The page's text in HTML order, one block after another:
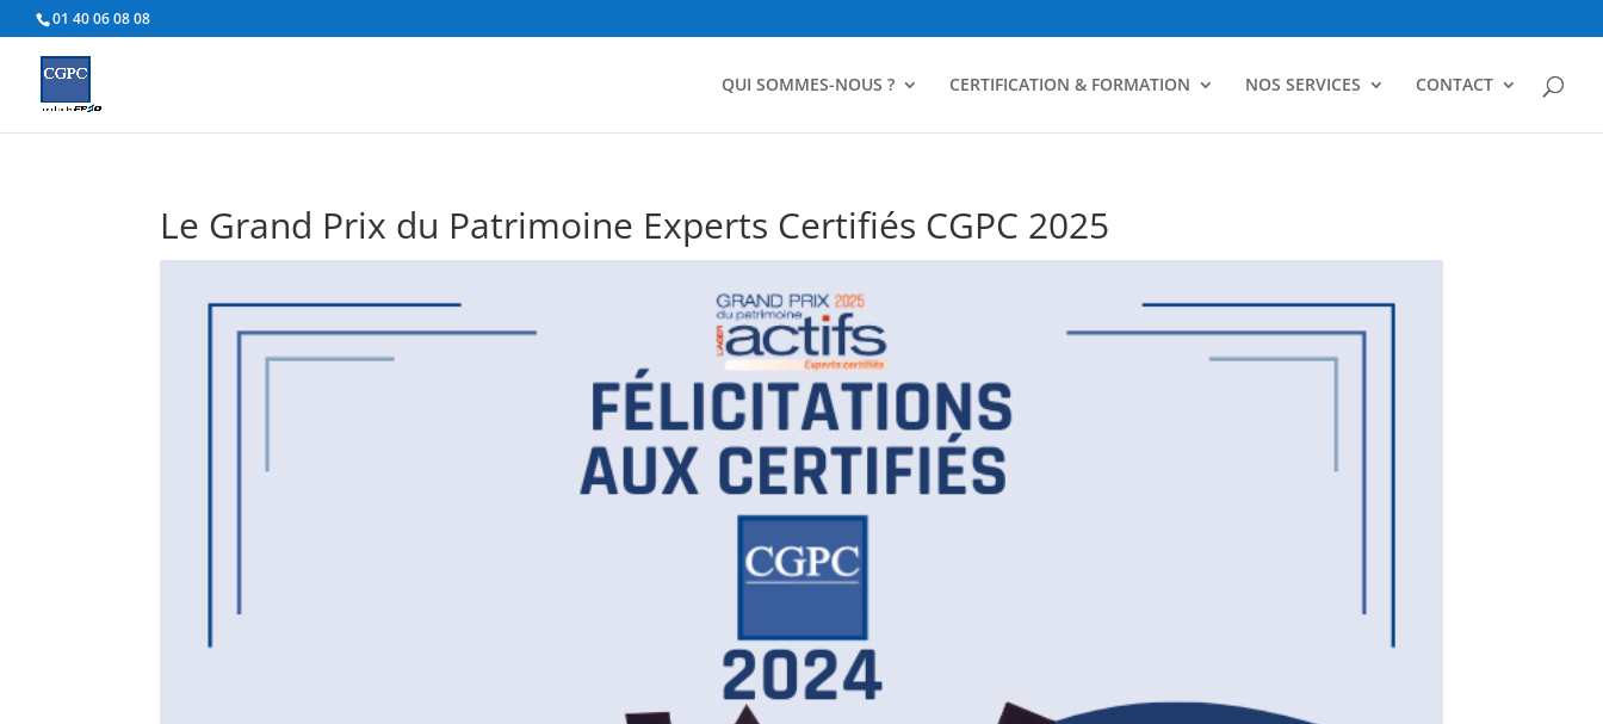
01 40 06 08 08
QUI SOMMES-NOUS ? CERTIFICATION & FORMATION NOS SERVICES CONTACT
Le Grand Prix du Patrimoine Experts Certifiés CGPC 2025